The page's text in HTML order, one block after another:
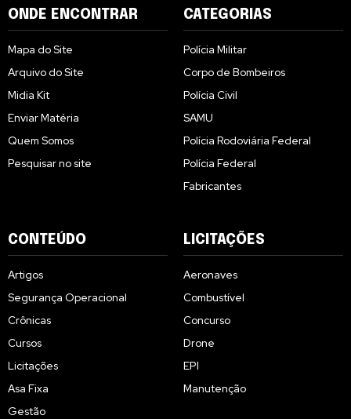
ONDE ENCONTRAR
Mapa do Site
Arquivo do Site
Midia Kit
Enviar Matéria
Quem Somos
Pesquisar no site
CATEGORIAS
Polícia Militar
Corpo de Bombeiros
Polícia Civil
SAMU
Polícia Rodoviária Federal
Polícia Federal
Fabricantes
CONTEÚDO
Artigos
Segurança Operacional
Crônicas
Cursos
Licitações
Asa Fixa
Gestão
LICITAÇÕES
Aeronaves
Combustível
Concurso
Drone
EPI
Manutenção